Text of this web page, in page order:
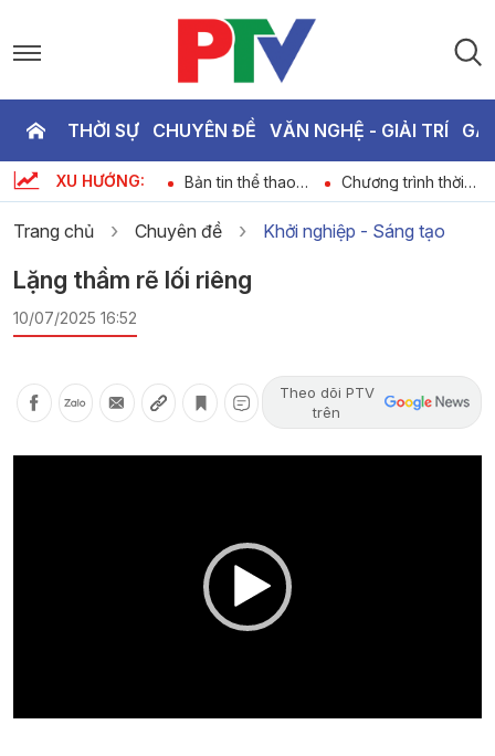
THỜI SỰ CHUYÊN ĐỀ VĂN NGHỆ - GIẢI TRÍ
XU HƯỚNG:
Dự báo thời tiết
ngày 09-08-2026
Bản tin thể thao
ngày 09-08-2026
Chương trình thời
sự ngày 09-08-
Trang chủ Chuyên đề Khởi nghiệp - Sáng tạo
Lặng thầm rẽ lối riêng
10/07/2025 16:52
Theo dõi PTV
trên